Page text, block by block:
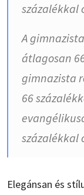
százalékkal
A
átlagosan
gimnazista
66
százalékkal
Elegánsan és